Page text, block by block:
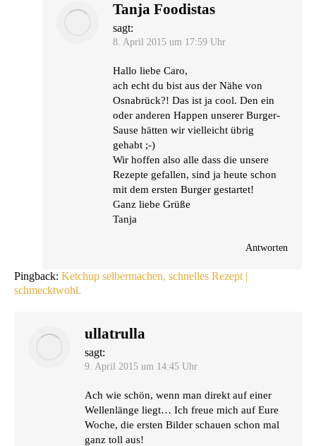
Tanja Foodistas
sagt:
8. April 2015 um 17:59 Uhr
Hal­lo lie­be Caro,
ach echt du bist aus der Nähe von
Osna­brück?! Das ist ja cool. Den ein
oder ande­ren Hap­pen unse­rer Bur­ger-
Sau­se hät­ten wir viel­leicht übrig
gehabt ;-)
Wir hof­fen also alle dass die unse­re
Rezep­te gefal­len, sind ja heu­te schon
mit dem ers­ten Bur­ger gestartet!
Ganz lie­be Grüße
Tanja
Antworten
Pingback: Ketchup selbermachen, schnelles Rezept |
schmecktwohl.
ullatrulla
sagt:
9. April 2015 um 14:45 Uhr
Ach wie schön, wenn man direkt auf einer
Wel­len­län­ge liegt… Ich freue mich auf Eure
Woche, die ers­ten Bil­der schau­en schon mal
ganz toll aus!